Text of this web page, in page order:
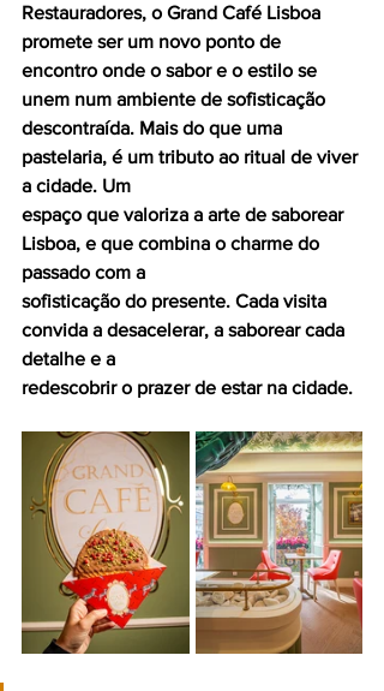
Restauradores, o Grand Café Lisboa
promete ser um novo ponto de
encontro onde o sabor e o estilo se
unem num ambiente de sofisticação
descontraída. Mais do que uma
pastelaria, é um tributo ao ritual de viver
a cidade. Um
espaço que valoriza a arte de saborear
Lisboa, e que combina o charme do
passado com a
sofisticação do presente. Cada visita
convida a desacelerar, a saborear cada
detalhe e a
redescobrir o prazer de estar na cidade.